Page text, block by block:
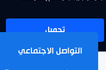
تحميل
التواصل الاجتماعي